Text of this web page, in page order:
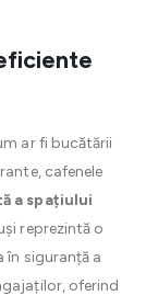
ar fi bucătării
cafenele
a spațiului
reprezintă o
în siguranță a
oferind